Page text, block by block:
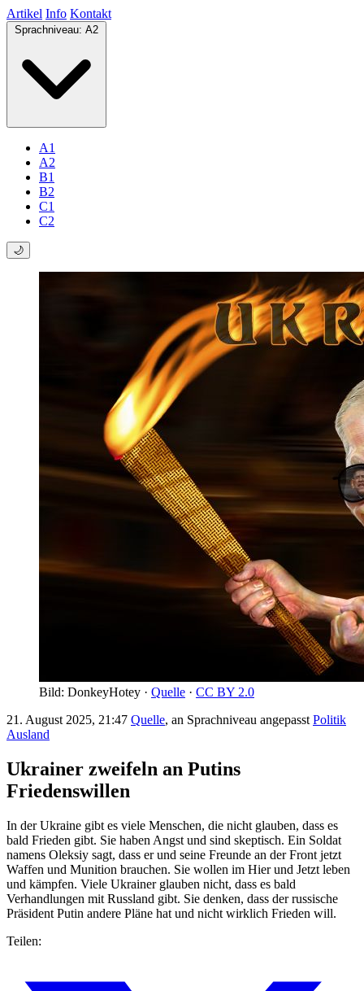
Artikel Info Kontakt
Sprachniveau: A2
A1
A2
B1
B2
C1
C2
🌙
Bild: DonkeyHotey · Quelle · CC BY 2.0
21. August 2025, 21:47 Quelle, an Sprachniveau angepasst Politik
Ausland
Ukrainer zweifeln an Putins
Friedenswillen
In der Ukraine gibt es viele Menschen, die nicht glauben, dass es
bald Frieden gibt. Sie haben Angst und sind skeptisch. Ein Soldat
namens Oleksiy sagt, dass er und seine Freunde an der Front jetzt
Waffen und Munition brauchen. Sie wollen im Hier und Jetzt leben
und kämpfen. Viele Ukrainer glauben nicht, dass es bald
Verhandlungen mit Russland gibt. Sie denken, dass der russische
Präsident Putin andere Pläne hat und nicht wirklich Frieden will.
Teilen: